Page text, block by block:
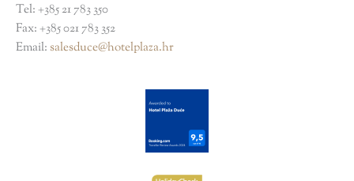
Tel: +385 21 783 350
Fax: +385 021 783 352
Email:salesduce@hotelplaza.hr